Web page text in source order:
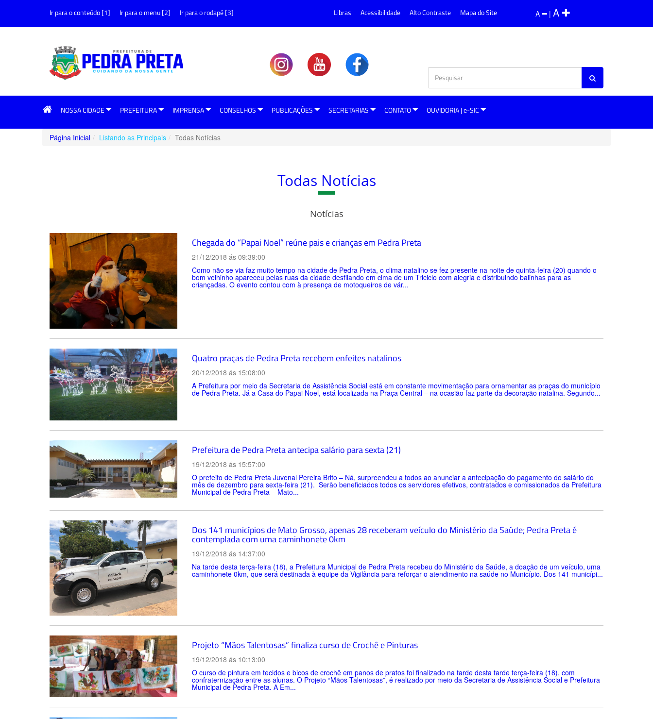
Ir para o conteúdo [1] Ir para o menu [2] Ir para o rodapé [3] A | A
Libras Acessibilidade Alto Contraste Mapa do Site
NOSSA CIDADE PREFEITURA IMPRENSA CONSELHOS PUBLICAÇÕES SECRETARIAS CONTATO OUVIDORIA | e-SIC
Página Inicial Listando as Principais Todas Notícias
Todas Notícias
Notícias
Chegada do “Papai Noel” reúne pais e crianças em Pedra Preta
21/12/2018 ás 09:39:00
Como não se via faz muito tempo na cidade de Pedra Preta, o clima natalino se fez presente na noite de quinta-feira (20) quando o
bom velhinho apareceu pelas ruas da cidade desfilando em cima de um Triciclo com alegria e distribuindo balinhas para as
criançadas. O evento contou com à presença de motoqueiros de vár...
Quatro praças de Pedra Preta recebem enfeites natalinos
20/12/2018 ás 15:08:00
A Prefeitura por meio da Secretaria de Assistência Social está em constante movimentação para ornamentar as praças do município
de Pedra Preta. Já a Casa do Papai Noel, está localizada na Praça Central – na ocasião faz parte da decoração natalina. Segundo...
Prefeitura de Pedra Preta antecipa salário para sexta (21)
19/12/2018 ás 15:57:00
O prefeito de Pedra Preta Juvenal Pereira Brito – Ná, surpreendeu a todos ao anunciar a antecipação do pagamento do salário do
mês de dezembro para sexta-feira (21). Serão beneficiados todos os servidores efetivos, contratados e comissionados da Prefeitura
Municipal de Pedra Preta – Mato...
Dos 141 municípios de Mato Grosso, apenas 28 receberam veículo do Ministério da Saúde; Pedra Preta é
contemplada com uma caminhonete 0km
19/12/2018 ás 14:37:00
Na tarde desta terça-feira (18), a Prefeitura Municipal de Pedra Preta recebeu do Ministério da Saúde, a doação de um veículo, uma
caminhonete 0km, que será destinada à equipe da Vigilância para reforçar o atendimento na saúde no Município. Dos 141 municípi...
Projeto “Mãos Talentosas” finaliza curso de Crochê e Pinturas
19/12/2018 ás 10:13:00
O curso de pintura em tecidos e bicos de crochê em panos de pratos foi finalizado na tarde desta tarde terça-feira (18), com
confraternização entre as alunas. O Projeto “Mãos Talentosas”, é realizado por meio da Secretaria de Assistência Social e Prefeitura
Municipal de Pedra Preta. A Em...